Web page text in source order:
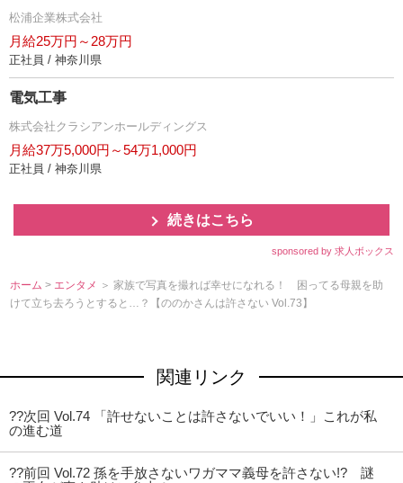
松浦企業株式会社
月給25万円～28万円
正社員 / 神奈川県
電気工事
株式会社クラシアンホールディングス
月給37万5,000円～54万1,000円
正社員 / 神奈川県
続きはこちら
sponsored by 求人ボックス
ホーム > エンタメ ＞ 家族で写真を撮れば幸せになれる！ 困ってる母親を助
けて立ち去ろうとすると…？【ののかさんは許さない Vol.73】
関連リンク
??次回 Vol.74 「許せないことは許さないでいい！」これが私
の進む道
??前回 Vol.72 孫を手放さないワガママ義母を許さない!? 謎